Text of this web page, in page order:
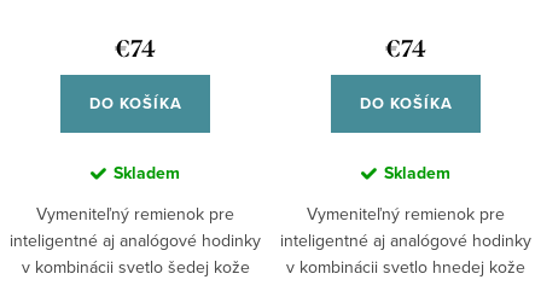
klasické analógové hodinky
TDOUS0001706 42/44
€74
DO KOŠÍKA
Skladem
Vymeniteľný remienok pre
inteligentné aj analógové hodinky
v kombinácii svetlo šedej kože
hodinky TDOUS0001704 42/44
€74
DO KOŠÍKA
Skladem
Vymeniteľný remienok pre
inteligentné aj analógové hodinky
v kombinácii svetlo hnedej kože